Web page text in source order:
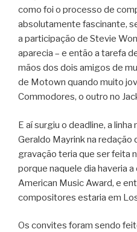
como foi o processo de
absolutamente fascinante,
a participação de Stevie
aparecia – e então a tarefa
mãos dos dois amigos de
de Motown quando muito
Commodores, o outro no
E aí surgiu o deadline, a
Geraldo Mayrink na redação
gravação teria que ser feita
porque naquele dia haveria
American Music Award, e
compositores estaria em
Os convites foram sendo